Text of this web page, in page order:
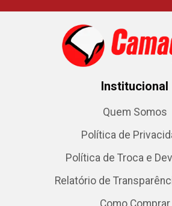
Institucional
Quem Somos
Política de
Política de Troca e
Relatório de
Como Comprar